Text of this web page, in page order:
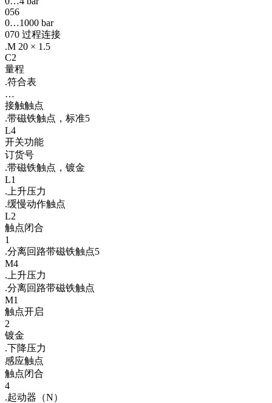
056
0…1000 bar
070 过程连接
.M 20 × 1.5
C2
量程
.符合表
…
接触触点
.带磁铁触点，标准5
L4
开关功能
订货号
.带磁铁触点，镀金
L1
.上升压力
.缓慢动作触点
L2
触点闭合
1
.分离回路带磁铁触点5
M4
.上升压力
.分离回路带磁铁触点
M1
触点开启
2
镀金
.下降压力
感应触点
触点闭合
4
.起动器（N）